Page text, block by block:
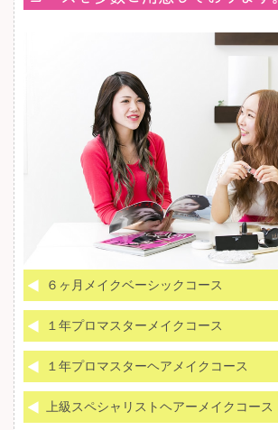
６ヶ月メイクベーシックコース
１年プロマスターメイクコース
１年プロマスターヘアメイクコース
上級スペシャリストヘアーメイクコース